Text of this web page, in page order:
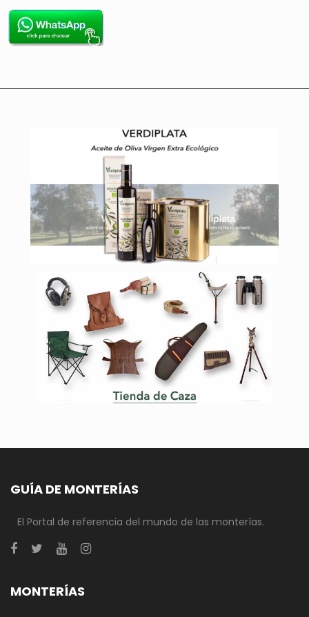
GUÍA DE MONTERÍAS
El Portal de referencia del mundo de las monterías.
MONTERÍAS